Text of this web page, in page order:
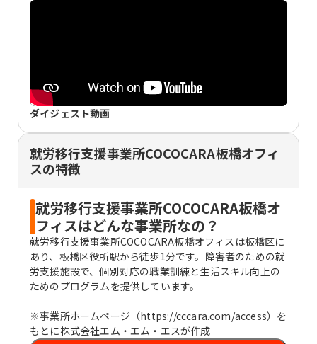
ダイジェスト動画
就労移行支援事業所COCOCARA板橋オフィ
スの特徴
就労移行支援事業所COCOCARA板橋オ
フィスはどんな事業所なの？
就労移行支援事業所COCOCARA板橋オフィスは板橋区に
あり、板橋区役所駅から徒歩1分です。障害者のための就
労支援施設で、個別対応の職業訓練と生活スキル向上の
ためのプログラムを提供しています。
※事業所ホームページ（https://cccara.com/access）を
もとに株式会社エム・エム・エスが作成